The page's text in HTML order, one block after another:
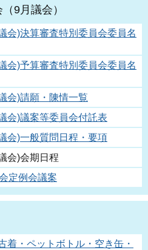
9月議会）
会)決算審査特別委員会委員名
会)予算審査特別委員会委員名
会)請願・陳情一覧
会)議案等委員会付託表
会)一般質問日程・要項
会)会期日程
定例会議案
着・ペットボトル・空き缶・